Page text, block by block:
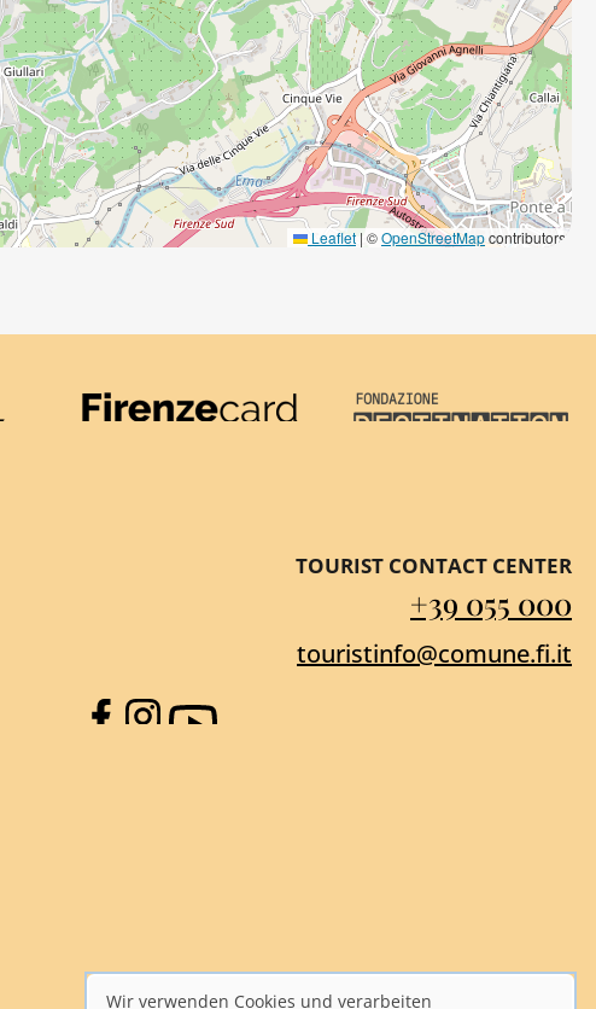
Leaflet | ©OpenStreetMapcontributors
Firenze Card Destination
TOURIST CONTACT CENTER
+39 055 000
touristinfo@comune.fi.it
Facebook
Instagram
YouTube
Wir verwenden Cookies und verarbeiten